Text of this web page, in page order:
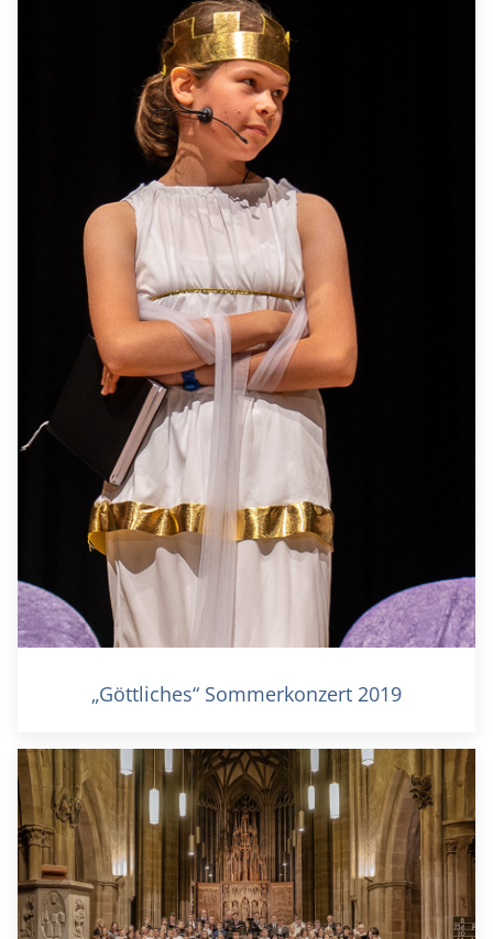
„Göttliches“ Sommerkonzert 2019